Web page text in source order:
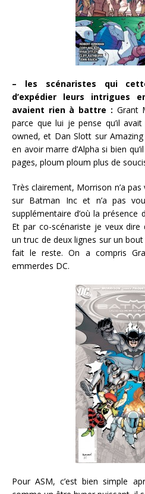
– les scénaristes qui
d’expédier leurs intrigues
avaient rien à battre : Grant
parce que lui je pense qu’il
owned, et Dan Slott sur
en avoir marre d’Alpha si bien
pages, ploum ploum plus de
Très clairement, Morrison n’a
sur Batman Inc et n’a pas
supplémentaire d’où la présence
Et par co-scénariste je veux
un truc de deux lignes sur un
fait le reste. On a compris
emmerdes DC.
Pour ASM, c’est bien simple